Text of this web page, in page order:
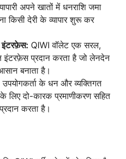
अपने खातों में धनराशि जमा
किसी देरी के व्यापार शुरू कर
इंटरफ़ेस: QIWI वॉलेट एक सरल,
इंटरफ़ेस प्रदान करता है जो लेनदेन
बनाता है।
के धन और व्यक्तिगत
के लिए दो-कारक प्रमाणीकरण सहित
करता है।